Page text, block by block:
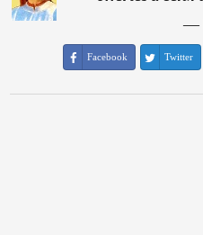
―
Facebook Twitter